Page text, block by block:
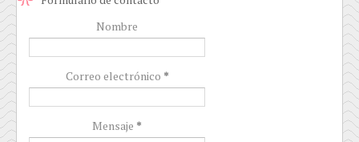
Nombre
Correo electrónico *
Mensaje *